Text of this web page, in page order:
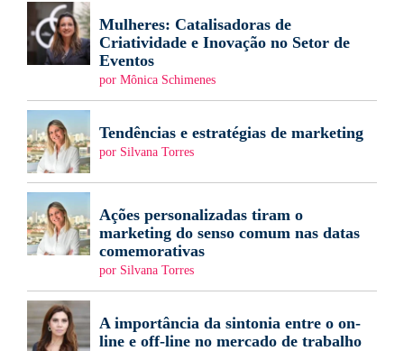
Mulheres: Catalisadoras de
Criatividade e Inovação no Setor de
Eventos
por Mônica Schimenes
Tendências e estratégias de marketing
por Silvana Torres
Ações personalizadas tiram o
marketing do senso comum nas datas
comemorativas
por Silvana Torres
A importância da sintonia entre o on-
line e off-line no mercado de trabalho